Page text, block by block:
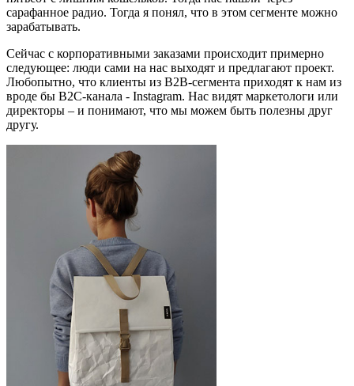
сарафанное радио. Тогда я понял, что в этом сегменте можно
зарабатывать.
Сейчас с корпоративными заказами происходит примерно
следующее: люди сами на нас выходят и предлагают проект.
Любопытно, что клиенты из B2B-сегмента приходят к нам из
вроде бы B2C-канала - Instagram. Нас видят маркетологи или
директоры – и понимают, что мы можем быть полезны друг
другу.